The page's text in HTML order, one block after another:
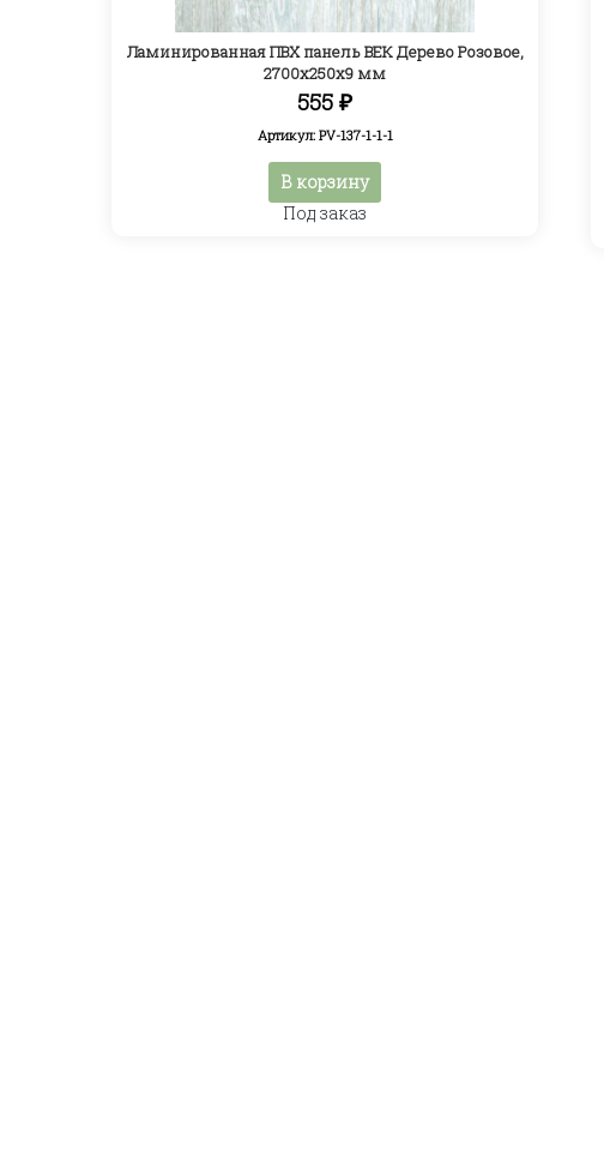
Ламинированная ПВХ панель ВЕК Дерево Розовое,
2700х250х9 мм
555₽
Артикул: PV-137-1-1-1
В корзину
Под заказ